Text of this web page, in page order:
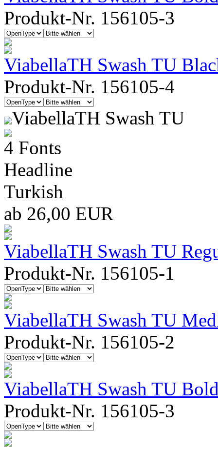
Produkt-Nr. 156105-3
ViabellaTH Swash TU
Produkt-Nr. 156105-4
ViabellaTH Swash TU
4 Fonts
Headline
Turkish
ab 26,00 EUR
ViabellaTH Swash TU
Produkt-Nr. 156105-1
ViabellaTH Swash TU
Produkt-Nr. 156105-2
ViabellaTH Swash TU
Produkt-Nr. 156105-3